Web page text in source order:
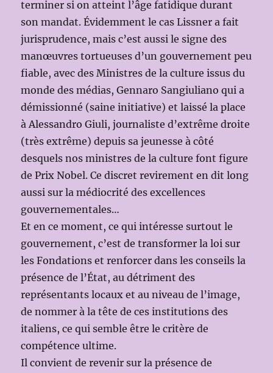
terminer si on atteint l’âge fatidique durant
son mandat. Évidemment le cas Lissner a fait
jurisprudence, mais c’est aussi le signe des
manœuvres tortueuses d’un gouvernement peu
fiable, avec des Ministres de la culture issus du
monde des médias, Gennaro Sangiuliano qui a
démissionné (saine initiative) et laissé la place
à Alessandro Giuli, journaliste d’extrême droite
(très extrême) depuis sa jeunesse à côté
desquels nos ministres de la culture font figure
de Prix Nobel. Ce discret revirement en dit long
aussi sur la médiocrité des excellences
gouvernementales…
Et en ce moment, ce qui intéresse surtout le
gouvernement, c’est de transformer la loi sur
les Fondations et renforcer dans les conseils la
présence de l’État, au détriment des
représentants locaux et au niveau de l’image,
de nommer à la tête de ces institutions des
italiens, ce qui semble être le critère de
compétence ultime.
Il convient de revenir sur la présence de